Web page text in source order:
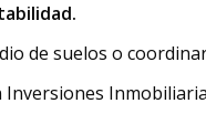
de suelos o
Inversiones